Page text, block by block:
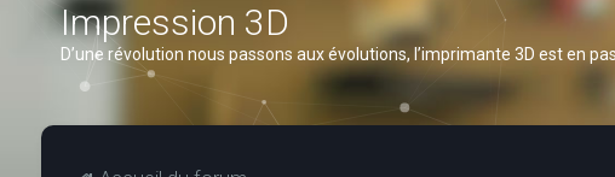
Impression 3D
D’une révolution nous passons aux évolutions, l’imprimante 3D est en